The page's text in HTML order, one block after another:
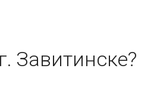
Завитинске?